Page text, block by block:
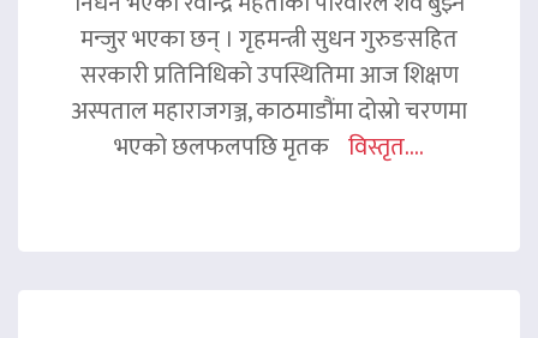
मन्जुर भएका छन् । गृहमन्त्री सुधन गुरुङसहित
सरकारी प्रतिनिधिको उपस्थितिमा आज शिक्षण
अस्पताल महाराजगञ्ज, काठमाडौंमा दोस्रो चरणमा
भएको छलफलपछि मृतक विस्तृत....